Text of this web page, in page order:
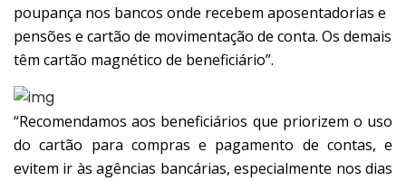
poupança nos bancos onde recebem aposentadorias e
pensões e cartão de movimentação de conta. Os demais
têm cartão magnético de beneficiário”.
“Recomendamos aos beneficiários que priorizem o uso
do cartão para compras e pagamento de contas, e
evitem ir às agências bancárias, especialmente nos dias